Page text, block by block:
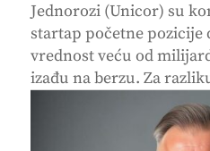
Jednorozi (Unicor) su
startap početne pozicije
vrednost veću od
izađu na berzu. Za